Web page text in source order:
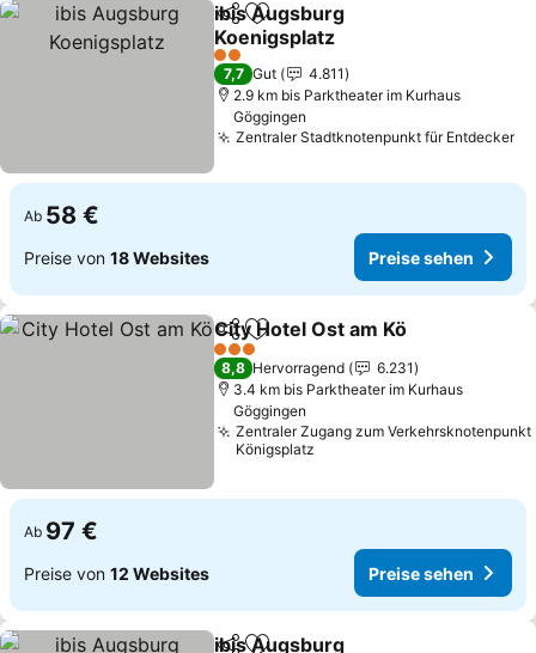
TeilenZu Favoriten hinzufügen
ibis Augsburg
Koenigsplatz
Preise sehen
2 Sterne
7,7 Gut
4.811
2.9 km bis Parktheater im Kurhaus
Göggingen
Zentraler Stadtknotenpunkt für Entdecker
Ab 58 €
Preise von 18 Websites Preise sehen
TeilenZu Favoriten hinzufügen
City Hotel Ost am Kö
3 Sterne
8,8 Hervorragend
6.231
3.4 km bis Parktheater im Kurhaus
Göggingen
Zentraler Zugang zum Verkehrsknotenpunkt
Königsplatz
Ab 97 €
Preise von 12 Websites Preise sehen
ibis Augsburg